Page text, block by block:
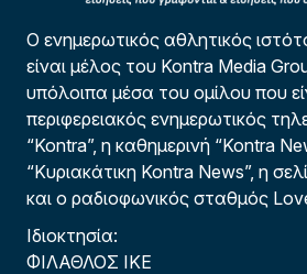
Ο ενημερωτικός αθλητικός
είναι μέλος του Kontra Media
υπόλοιπα μέσα του ομίλου που
περιφερειακός ενημερωτικός
“Kontra”, η καθημερινή “Kontra
“Κυριακάτικη Kontra News”, η
και ο ραδιοφωνικός σταθμός
Ιδιοκτησία:
ΦΙΛΑΘΛΟΣ ΙΚΕ